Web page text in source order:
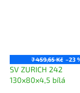
7 459,65 Kč –23
SV ZURICH 242
130x80x4,5 bílá